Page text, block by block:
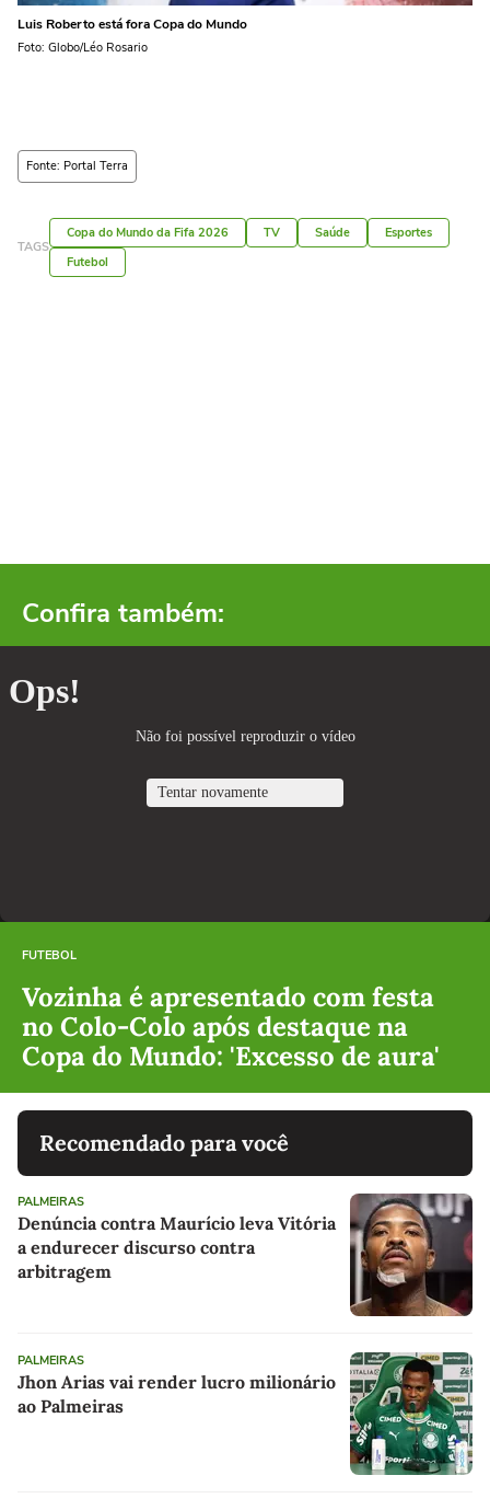
Luis Roberto está fora Copa do Mundo
Foto: Globo/Léo Rosario
Fonte: Portal Terra
TAGS
Copa do Mundo da Fifa 2026 TV Saúde
Esportes
Futebol
Confira também:
FUTEBOL
Vozinha é apresentado com festa
no Colo-Colo após destaque na
Copa do Mundo: 'Excesso de aura'
Recomendado para você
PALMEIRAS
Denúncia contra Maurício leva Vitória
a endurecer discurso contra
arbitragem
PALMEIRAS
Jhon Arias vai render lucro milionário
ao Palmeiras